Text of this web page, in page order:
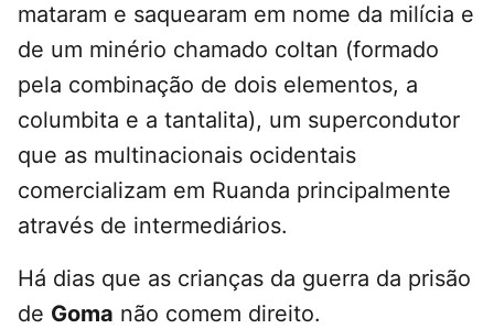
mataram e saquearam em nome da milícia e
de um minério chamado coltan (formado
pela combinação de dois elementos, a
columbita e a tantalita), um supercondutor
que as multinacionais ocidentais
comercializam em Ruanda principalmente
através de intermediários.
Há dias que as crianças da guerra da prisão
de Goma não comem direito.